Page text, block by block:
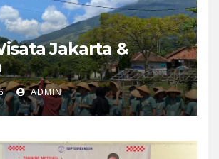
Jakarta &
ADMIN